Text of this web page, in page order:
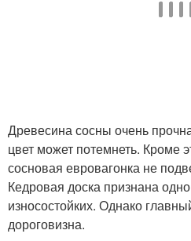
Древесина сосны очень
цвет может потемнеть. Кроме
сосновая евровагонка не
Кедровая доска признана
износостойких. Однако
дороговизна.